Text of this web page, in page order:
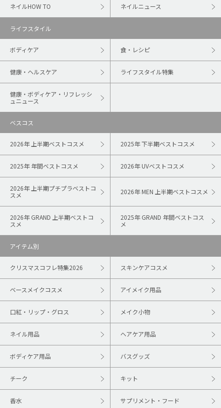
ネイルHOW TO ネイルニュース
ライフスタイル
ボディケア 食・レシピ
健康・ヘルスケア ライフスタイル特集
健康・ボディケア・リフレッシ
ュニュース
ベスコス
2026年 上半期ベストコスメ 2025年 下半期ベストコスメ
2025年 年間ベストコスメ 2026年 UVベストコスメ
2026年 上半期プチプラベストコ
スメ
2026年 MEN 上半期ベストコスメ
2026年 GRAND 上半期ベストコ
スメ
2025年 GRAND 年間ベストコス
メ
アイテム別
クリスマスコフレ特集2026 スキンケアコスメ
ベースメイクコスメ アイメイク用品
口紅・リップ・グロス メイク小物
ネイル用品 ヘアケア用品
ボディケア用品 バスグッズ
チーク キット
香水 サプリメント・フード